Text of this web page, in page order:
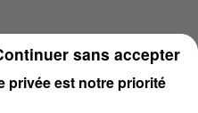
privée est notre priorité
sans accepter